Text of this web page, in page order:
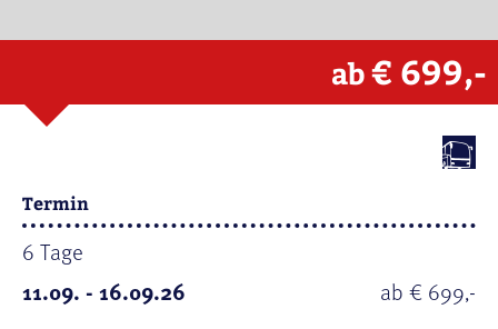
ab€ 699,-
Termin
6 Tage
11.09. - 16.09.26
ab € 699,-